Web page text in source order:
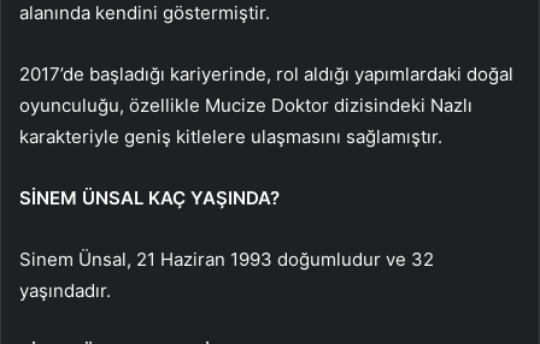
alanında kendini göstermiştir.
2017’de başladığı kariyerinde, rol aldığı yapımlardaki doğal
oyunculuğu, özellikle Mucize Doktor dizisindeki Nazlı
karakteriyle geniş kitlelere ulaşmasını sağlamıştır.
SİNEM ÜNSAL KAÇ YAŞINDA?
Sinem Ünsal, 21 Haziran 1993 doğumludur ve 32
yaşındadır.